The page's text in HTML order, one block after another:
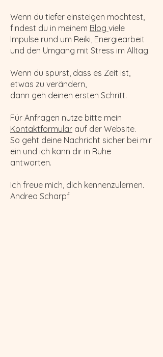
Wenn du tiefer einsteigen möchtest,
findest du in meinem Blog viele
Impulse rund um Reiki, Energiearbeit
und den Umgang mit Stress im Alltag.
Wenn du spürst, dass es Zeit ist,
etwas zu verändern,
dann geh deinen ersten Schritt.
Für Anfragen nutze bitte mein
Kontaktformular auf der Website.
So geht deine Nachricht sicher bei mir
ein und ich kann dir in Ruhe
antworten.
Ich freue mich, dich kennenzulernen.
Andrea Scharpf